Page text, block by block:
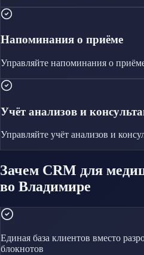
Напоминания о приёме
Управляйте напоминания о
Учёт анализов и
Управляйте учёт анализов и
Зачем CRM для
во Владимире
Единая база клиентов вместо
блокнотов